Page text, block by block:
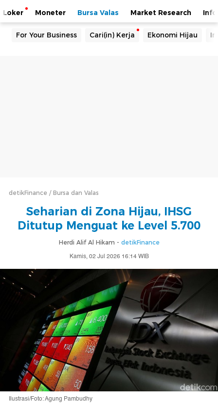
Loker Moneter Bursa Valas Market Research
For Your Business Cari(in) Kerja Ekonomi Hijau
detikFinance Bursa dan Valas
Seharian di Zona Hijau, IHSG
Ditutup Menguat ke Level 5.700
Herdi Alif Al Hikam - detikFinance
Kamis, 02 Jul 2026 16:14 WIB
Ilustrasi/Foto: Agung Pambudhy